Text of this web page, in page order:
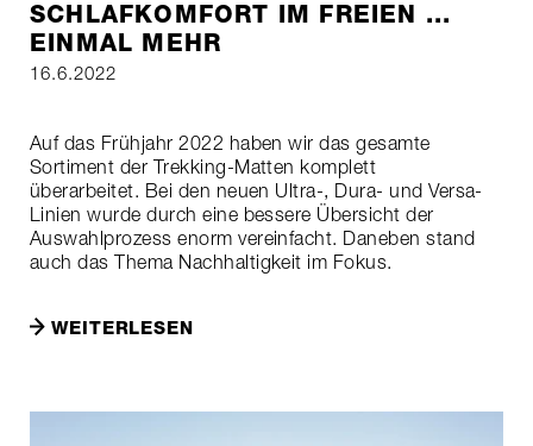
SCHLAFKOMFORT IM FREIEN ...
EINMAL MEHR
16.6.2022
Auf das Frühjahr 2022 haben wir das gesamte
Sortiment der Trekking-Matten komplett
überarbeitet. Bei den neuen Ultra-, Dura- und Versa-
Linien wurde durch eine bessere Übersicht der
Auswahlprozess enorm vereinfacht. Daneben stand
auch das Thema Nachhaltigkeit im Fokus.
WEITERLESEN